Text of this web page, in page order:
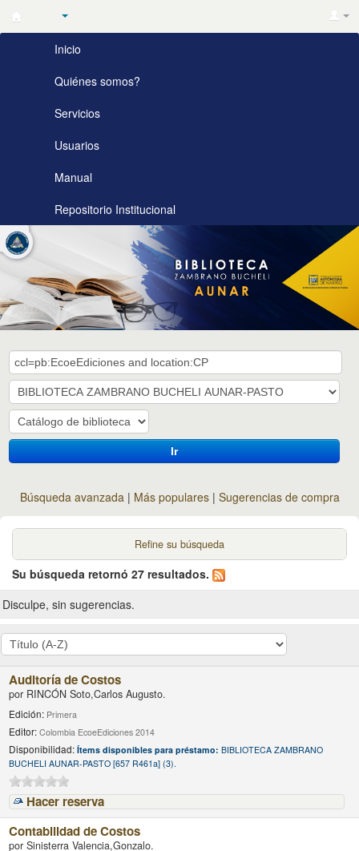
Biblioteca
Zambrano
Bucheli
AUNAR
Inicio
Quiénes somos?
Servicios
Usuarios
Manual
Repositorio Institucional
Ir
Búsqueda avanzada Más populares Sugerencias de compra
Refine su búsqueda
Su búsqueda retornó 27 resultados.
Disculpe, sin sugerencias.
Auditoría de Costos
por RINCÓN Soto,Carlos Augusto.
Edición: Primera
Editor:Colombia EcoeEdiciones 2014
Disponibilidad:Ítems disponibles para préstamo:BIBLIOTECA ZAMBRANO
BUCHELI AUNAR-PASTO [657 R461a] (3).
Hacer reserva
Contabilidad de Costos
porSinisterra Valencia,Gonzalo.